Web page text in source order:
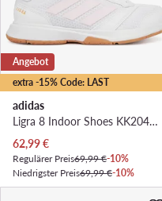
extra -15% Code: LAST
Angebot
adidas
Ligra 8 Indoor Shoes KK2040 · Hallenschuhe
Aktueller Preis
62,99€
Regulärer Preis69,99 €-10%
Niedrigster Preis69,99 €-10%